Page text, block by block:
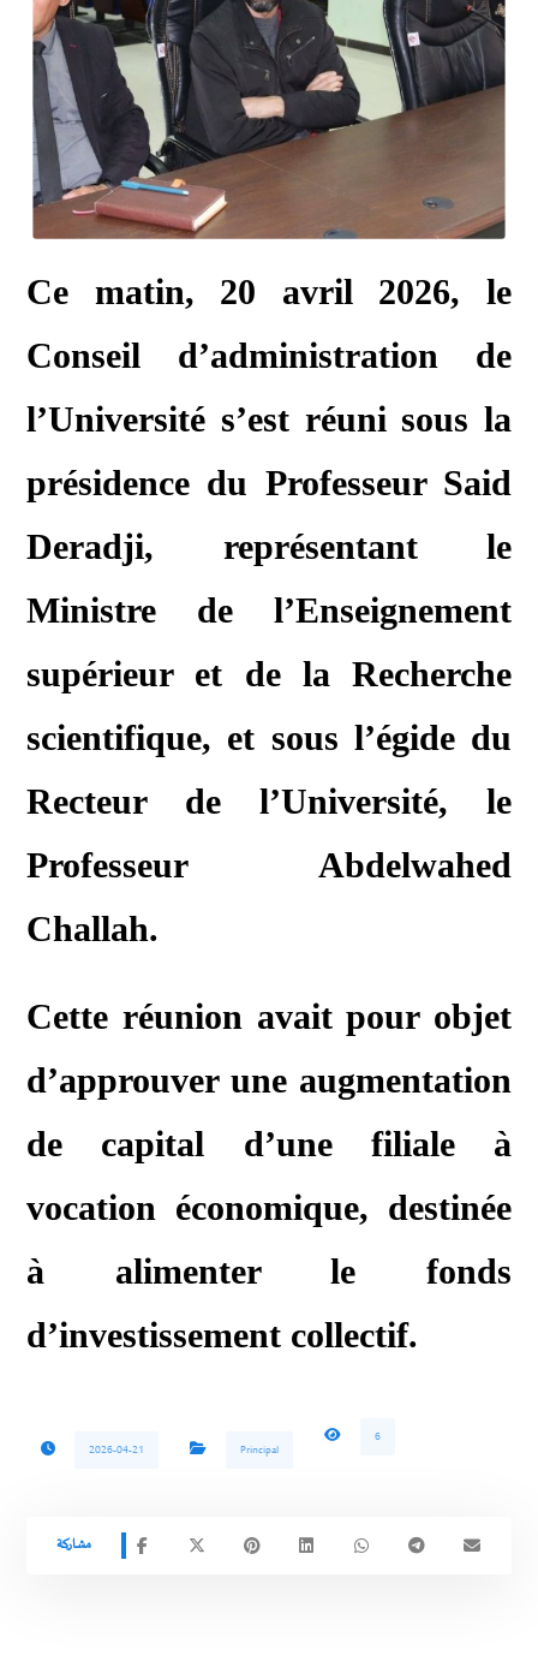
Ce matin, 20 avril 2026, le
Conseil d’administration de
l’Université s’est réuni sous la
présidence du Professeur Said
Deradji, représentant le
Ministre de l’Enseignement
supérieur et de la Recherche
scientifique, et sous l’égide du
Recteur de l’Université, le
Professeur Abdelwahed
Challah.
Cette réunion avait pour objet
d’approuver une augmentation
de capital d’une filiale à
vocation économique, destinée
à alimenter le fonds
d’investissement collectif.
2026-04-21 Principal
6